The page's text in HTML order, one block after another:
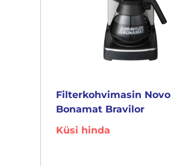
Filterkohvimasin Novo
Bonamat Bravilor
Küsi hinda